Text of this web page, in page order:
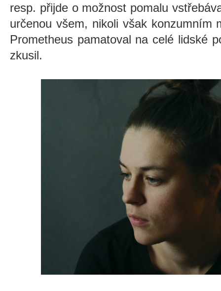
resp. přijde o možnost pomalu
určenou všem, nikoli však konzumním
Prometheus pamatoval na celé lidské
zkusil.